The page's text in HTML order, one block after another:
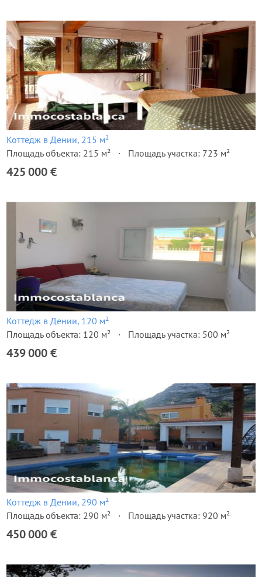
Коттедж в Дении, 215 м²
Площадь объекта: 215 м²
Площадь участка: 723 м²
425 000 €
Коттедж в Дении, 120 м²
Площадь объекта: 120 м²
Площадь участка: 500 м²
439 000 €
Коттедж в Дении, 290 м²
Площадь объекта: 290 м²
Площадь участка: 920 м²
450 000 €